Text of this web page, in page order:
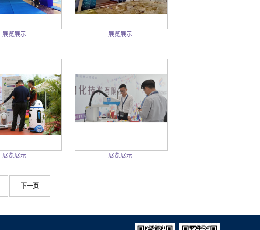
展览展示 展览展示
展览展示 展览展示
下一页